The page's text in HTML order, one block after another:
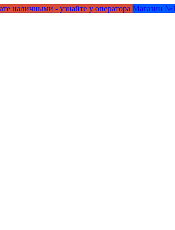
наличными - узнайте у оператора Магазин